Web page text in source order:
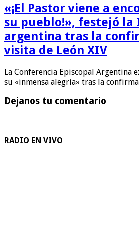
«¡El Pastor viene a
su pueblo!», festejó la
argentina tras la
visita de León XIV
La Conferencia Episcopal Argentina
su «inmensa alegría» tras la
Dejanos tu comentario
RADIO EN VIVO